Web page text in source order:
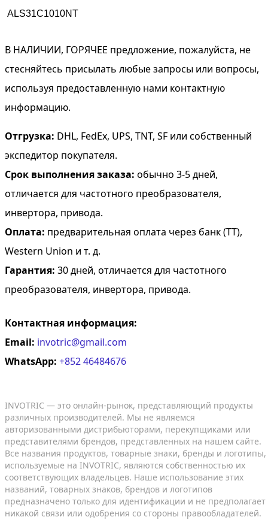
ALS31C1010NT
В НАЛИЧИИ, ГОРЯЧЕЕ предложение, пожалуйста, не
стесняйтесь присылать любые запросы или вопросы,
используя предоставленную нами контактную
информацию.
Отгрузка: DHL, FedEx, UPS, TNT, SF или собственный
экспедитор покупателя.
Срок выполнения заказа: обычно 3-5 дней,
отличается для частотного преобразователя,
инвертора, привода.
Оплата: предварительная оплата через банк (TT),
Western Union и т. д.
Гарантия: 30 дней, отличается для частотного
преобразователя, инвертора, привода.
Контактная информация:
Email: invotric@gmail.com
WhatsApp: +852 46484676
INVOTRIC — это онлайн-рынок, представляющий продукты
различных производителей. Мы не являемся
авторизованными дистрибьюторами, перекупщиками или
представителями брендов, представленных на нашем сайте.
Все названия продуктов, товарные знаки, бренды и логотипы,
используемые на INVOTRIC, являются собственностью их
соответствующих владельцев. Наше использование этих
названий, товарных знаков, брендов и логотипов
предназначено только для идентификации и не предполагает
никакой связи или одобрения со стороны правообладателей.